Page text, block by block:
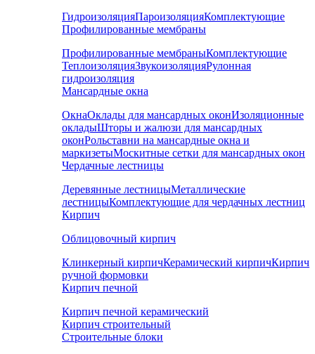
ГидроизоляцияПароизоляцияКомплектующие
Профилированные мембраны
Профилированные мембраныКомплектующие
ТеплоизоляцияЗвукоизоляцияРулонная
гидроизоляция
Мансардные окна
ОкнаОклады для мансардных оконИзоляционные
окладыШторы и жалюзи для мансардных
оконРольставни на мансардные окна и
маркизетыМоскитные сетки для мансардных окон
Чердачные лестницы
Деревянные лестницыМеталлические
лестницыКомплектующие для чердачных лестниц
Кирпич
Облицовочный кирпич
Клинкерный кирпичКерамический кирпичКирпич
ручной формовки
Кирпич печной
Кирпич печной керамический
Кирпич строительный
Строительные блоки